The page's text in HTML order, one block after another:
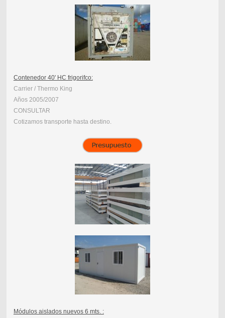
Contenedor 40' HC frigorifco:
Carrier / Thermo King
Años 2005/2007
CONSULTAR
Cotizamos transporte hasta destino.
Módulos aislados nuevos 6 mts. :